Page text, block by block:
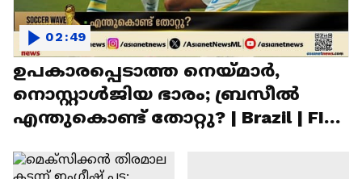
ഉപകാരപ്പെടാത്ത നെയ്‌മാർ,
നൊസ്റ്റാൾജിയ ഭാരം; ബ്രസീൽ
എന്തുകൊണ്ട് തോറ്റു? | Brazil | FIFA
02:49